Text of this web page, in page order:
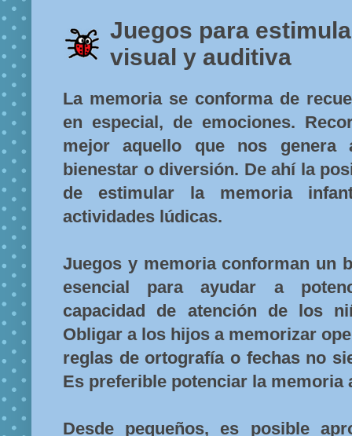
Juegos para
visual y auditiva
La memoria se conforma de
en especial, de emociones.
mejor aquello que nos genera
bienestar o diversión. De ahí la
de estimular la memoria
actividades lúdicas.
Juegos y memoria conforman un
esencial para ayudar a
capacidad de atención de los
Obligar a los hijos a memorizar
reglas de ortografía o fechas no
Es preferible potenciar la memoria
Desde pequeños, es posible